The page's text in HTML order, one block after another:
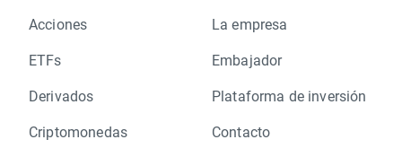
Acciones
ETFs
Derivados
Criptomonedas
La empresa
Embajador
Plataforma de inversión
Contacto